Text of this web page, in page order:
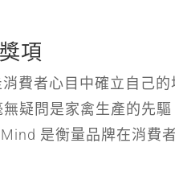
項
費者心目中確立自己
疑問是家禽生產的先
是衡量品牌在消費